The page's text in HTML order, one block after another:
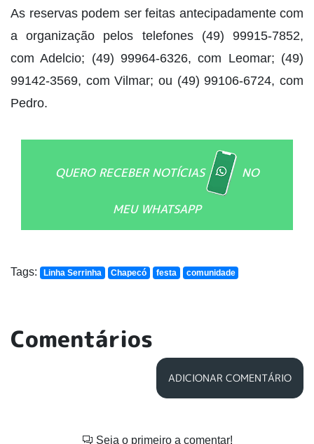
As reservas podem ser feitas antecipadamente com
a organização pelos telefones (49) 99915-7852,
com Adelcio; (49) 99964-6326, com Leomar; (49)
99142-3569, com Vilmar; ou (49) 99106-6724, com
Pedro.
QUERO RECEBER NOTÍCIAS NO
MEU WHATSAPP
Tags: Linha Serrinha Chapecó festa comunidade
Comentários
ADICIONAR COMENTÁRIO
Seja o primeiro a comentar!